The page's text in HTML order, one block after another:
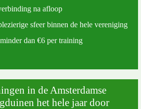
na afloop
sfeer binnen de hele vereniging
dan €6 per training
in de Amsterdamse
het hele jaar door